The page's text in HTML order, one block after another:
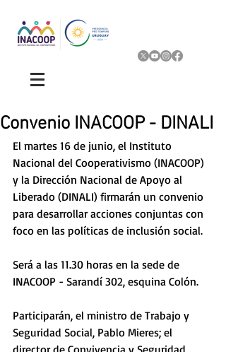
Convenio INACOOP - DINALI
El martes 16 de junio, el Instituto
Nacional del Cooperativismo (INACOOP)
y la Dirección Nacional de Apoyo al
Liberado (DINALI) firmarán un convenio
para desarrollar acciones conjuntas con
foco en las políticas de inclusión social.
Será a las 11.30 horas en la sede de
INACOOP - Sarandí 302, esquina Colón.
Participarán, el ministro de Trabajo y
Seguridad Social, Pablo Mieres; el
director de Convivencia y Seguridad